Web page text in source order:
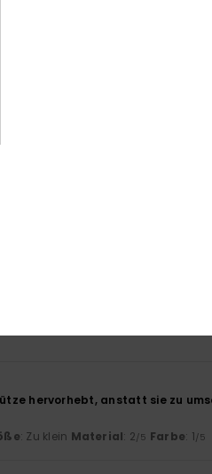
hervorhebt, anstatt sie zu
: Zu klein Material: 2/5 Farbe: 1/5